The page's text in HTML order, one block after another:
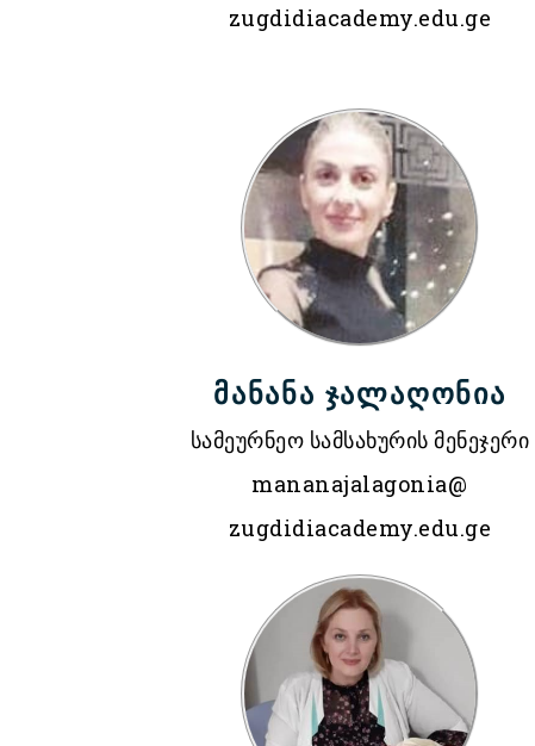
zugdidiacademy.edu.ge
მანანა ჯალაღონია
სამეურნეო სამსახურის მენეჯერი
mananajalagonia@
zugdidiacademy.edu.ge